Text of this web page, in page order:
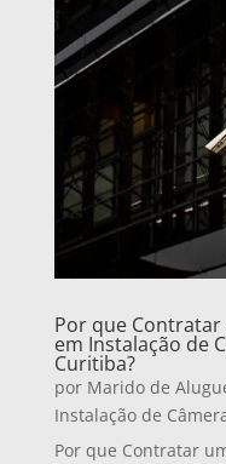
Por que Contratar
em Instalação de
Curitiba?
por Marido de
Instalação de
Por que Contratar